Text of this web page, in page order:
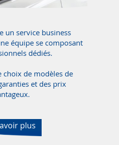
un service business
équipe se composant
dédiés.
choix de modèles de
et des prix
plus